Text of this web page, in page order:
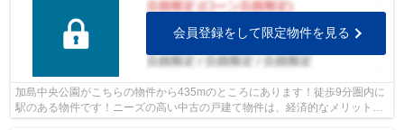
会員登録をして限定物件を見る
加島中央公園がこちらの物件から435mのところにあります！徒歩9分圏内に
駅のある物件です！ニーズの高い中古の戸建て物件は、経済的なメリットも